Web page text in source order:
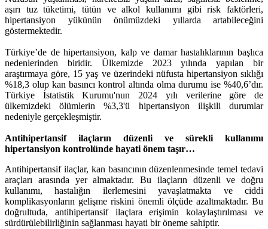
aşırı tuz tüketimi, tütün ve alkol kullanımı gibi risk faktörleri,
hipertansiyon yükünün önümüzdeki yıllarda artabileceğini
göstermektedir.
Türkiye’de de hipertansiyon, kalp ve damar hastalıklarının başlıca
nedenlerinden biridir. Ülkemizde 2023 yılında yapılan bir
araştırmaya göre, 15 yaş ve üzerindeki nüfusta hipertansiyon sıklığı
%18,3 olup kan basıncı kontrol altında olma durumu ise %40,6’dır.
Türkiye İstatistik Kurumu'nun 2024 yılı verilerine göre de
ülkemizdeki ölümlerin %3,3'ü hipertansiyon ilişkili durumlar
nedeniyle gerçekleşmiştir.
Antihipertansif ilaçların düzenli ve sürekli kullanımı
hipertansiyon kontrolünde hayati önem taşır…
Antihipertansif ilaçlar, kan basıncının düzenlenmesinde temel tedavi
araçları arasında yer almaktadır. Bu ilaçların düzenli ve doğru
kullanımı, hastalığın ilerlemesini yavaşlatmakta ve ciddi
komplikasyonların gelişme riskini önemli ölçüde azaltmaktadır. Bu
doğrultuda, antihipertansif ilaçlara erişimin kolaylaştırılması ve
sürdürülebilirliğinin sağlanması hayati bir öneme sahiptir.